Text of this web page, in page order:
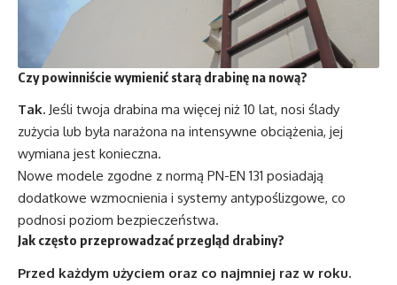
Czy powinniście wymienić starą drabinę na nową?
Tak. Jeśli twoja drabina ma więcej niż 10 lat, nosi ślady
zużycia lub była narażona na intensywne obciążenia, jej
wymiana jest konieczna.
Nowe modele zgodne z normą PN-EN 131 posiadają
dodatkowe wzmocnienia i systemy antypoślizgowe, co
podnosi poziom bezpieczeństwa.
Jak często przeprowadzać przegląd drabiny?
Przed każdym użyciem oraz co najmniej raz w roku.